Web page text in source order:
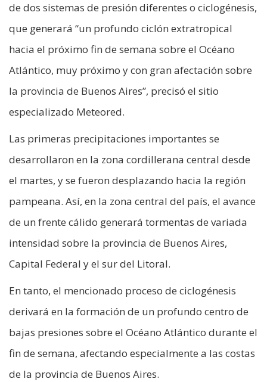
de dos sistemas de presión diferentes o ciclogénesis,
que generará “un profundo ciclón extratropical
hacia el próximo fin de semana sobre el Océano
Atlántico, muy próximo y con gran afectación sobre
la provincia de Buenos Aires”, precisó el sitio
especializado Meteored.
Las primeras precipitaciones importantes se
desarrollaron en la zona cordillerana central desde
el martes, y se fueron desplazando hacia la región
pampeana. Así, en la zona central del país, el avance
de un frente cálido generará tormentas de variada
intensidad sobre la provincia de Buenos Aires,
Capital Federal y el sur del Litoral.
En tanto, el mencionado proceso de ciclogénesis
derivará en la formación de un profundo centro de
bajas presiones sobre el Océano Atlántico durante el
fin de semana, afectando especialmente a las costas
de la provincia de Buenos Aires.